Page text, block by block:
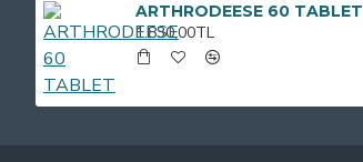
ARTHRODEESE 60 TABLET
1.830,00TL